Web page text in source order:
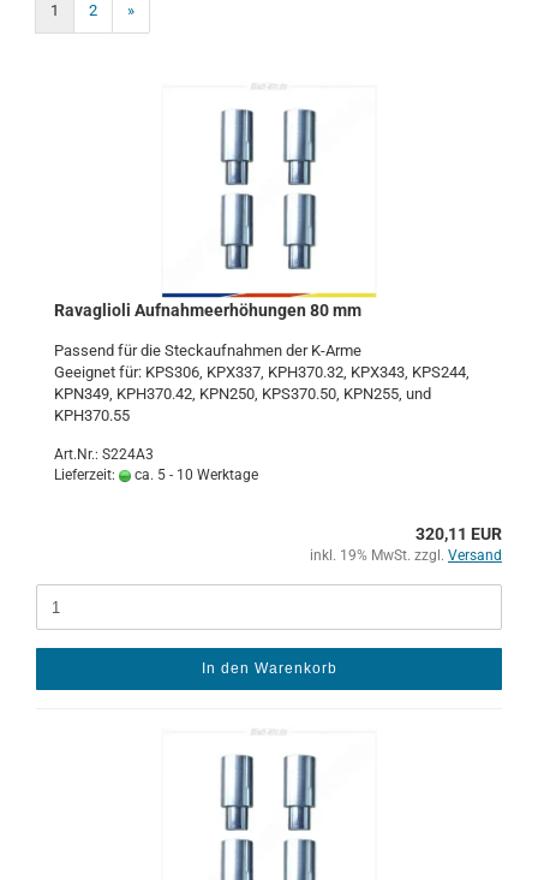
1 2 »
Ra­vaglio­li Auf­nah­me­er­hö­hun­gen 80 mm
Pas­send für die Steck­auf­nah­men der K-​Arme
Ge­eig­net für: KPS306, KPX337, KPH370.32, KPX343, KPS244,
KPN349, KPH370.42, KPN250, KPS370.50, KPN255, und
KPH370.55
Art.Nr.: S224A3
Lieferzeit:
ca. 5 - 10 Werktage
320,11 EUR
inkl. 19% MwSt. zzgl. Versand
In den Warenkorb